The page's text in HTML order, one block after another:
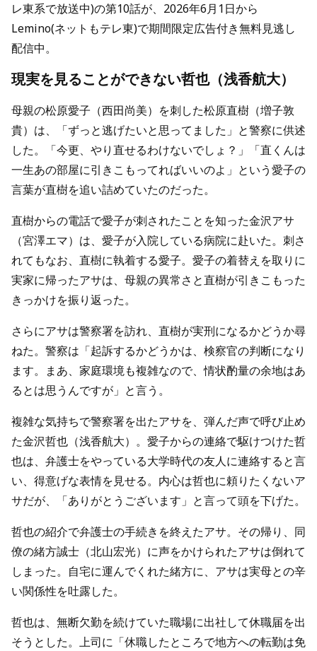
レ東系で放送中)の第10話が、2026年6月1日から
Lemino(ネットもテレ東)で期間限定広告付き無料見逃し
配信中。
現実を見ることができない哲也（浅香航大）
母親の松原愛子（西田尚美）を刺した松原直樹（増子敦
貴）は、「ずっと逃げたいと思ってました」と警察に供述
した。「今更、やり直せるわけないでしょ？」「直くんは
一生あの部屋に引きこもってればいいのよ」という愛子の
言葉が直樹を追い詰めていたのだった。
直樹からの電話で愛子が刺されたことを知った金沢アサ
（宮澤エマ）は、愛子が入院している病院に赴いた。刺さ
れてもなお、直樹に執着する愛子。愛子の着替えを取りに
実家に帰ったアサは、母親の異常さと直樹が引きこもった
きっかけを振り返った。
さらにアサは警察署を訪れ、直樹が実刑になるかどうか尋
ねた。警察は「起訴するかどうかは、検察官の判断になり
ます。まあ、家庭環境も複雑なので、情状酌量の余地はあ
るとは思うんですが」と言う。
複雑な気持ちで警察署を出たアサを、弾んだ声で呼び止め
た金沢哲也（浅香航大）。愛子からの連絡で駆けつけた哲
也は、弁護士をやっている大学時代の友人に連絡すると言
い、得意げな表情を見せる。内心は哲也に頼りたくないア
サだが、「ありがとうございます」と言って頭を下げた。
哲也の紹介で弁護士の手続きを終えたアサ。その帰り、同
僚の緒方誠士（北山宏光）に声をかけられたアサは倒れて
しまった。自宅に運んでくれた緒方に、アサは実母との辛
い関係性を吐露した。
哲也は、無断欠勤を続けていた職場に出社して休職届を出
そうとした。上司に「休職したところで地方への転勤は免